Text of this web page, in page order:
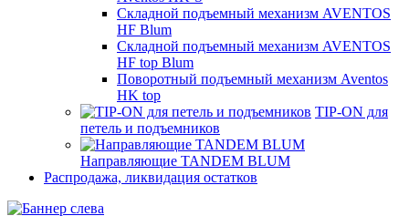
Складной подъемный механизм AVENTOS
HF Blum
Складной подъемный механизм AVENTOS
HF top Blum
Поворотный подъемный механизм Aventos
HK top
TIP-ON для
петель и подъемников
Направляющие TANDEM BLUM
Распродажа, ликвидация остатков